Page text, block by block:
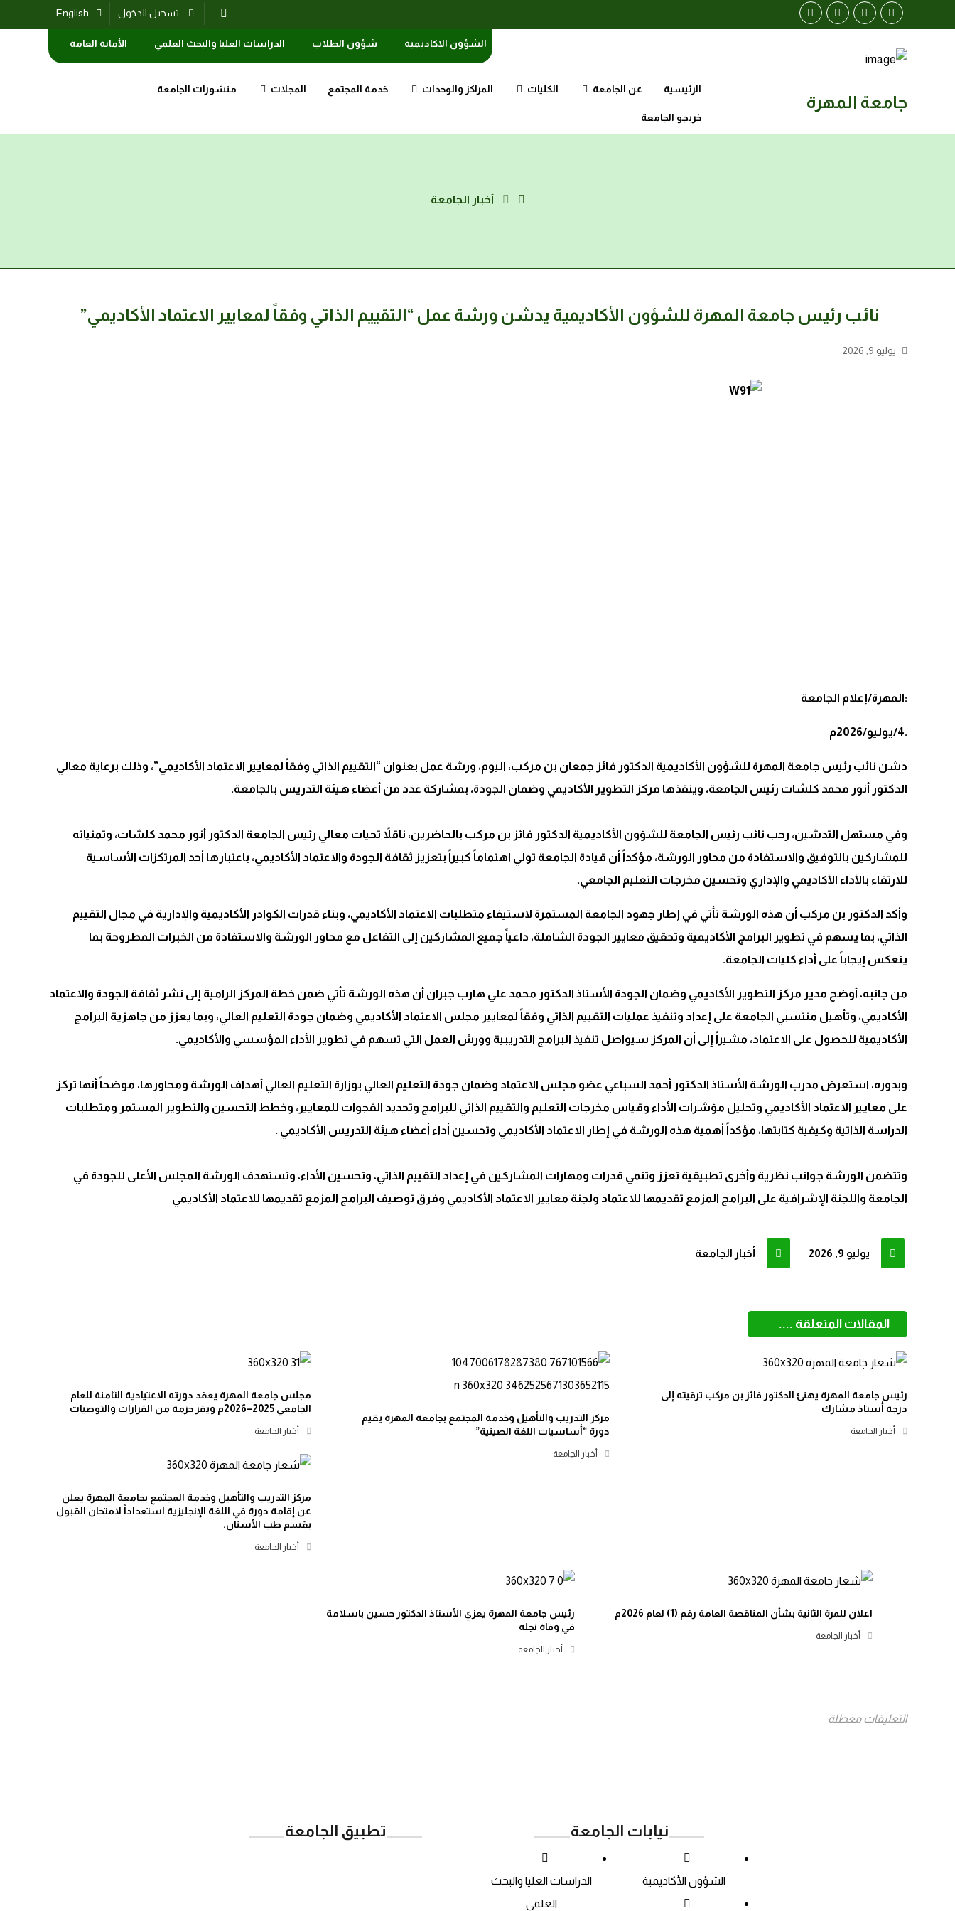
English تسجيل الدخول
الشؤون الاكاديمية شؤون الطلاب الدراسات العليا والبحث العلمي الأمانة العامة
جامعة المهرة
الرئيسية عن الجامعة الكليات المراكز والوحدات خدمة المجتمع المجلات منشورات الجامعة
خريجو الجامعة
أخبار الجامعة
نائب رئيس جامعة المهرة للشؤون الأكاديمية يدشن ورشة عمل “التقييم الذاتي وفقاً لمعايير الاعتماد الأكاديمي”
يوليو 9, 2026
:المه‍رة/إعلام الجامعة
.4/يوليو/2026م
دشن نائب رئيس جامعة المهرة للشؤون الأكاديمية الدكتور فائز جمعان بن مركب، اليوم، ورشة عمل بعنوان “التقييم الذاتي وفقاً لمعايير الاعتماد الأكاديمي”، وذلك برعاية معالي
الدكتور أنور محمد كلشات رئيس الجامعة، وينفذها مركز التطوير الأكاديمي وضمان الجودة، بمشاركة عدد من أعضاء هيئة التدريس بالجامعة.
وفي مستهل التدشين، رحب نائب رئيس الجامعة للشؤون الأكاديمية الدكتور فائز بن مركب بالحاضرين، ناقلاً تحيات معالي رئيس الجامعة الدكتور أنور محمد كلشات، وتمنياته
للمشاركين بالتوفيق والاستفادة من محاور الورشة، مؤكداً أن قيادة الجامعة تولي اهتماماً كبيراً بتعزيز ثقافة الجودة والاعتماد الأكاديمي، باعتبارها أحد المرتكزات الأساسية
للارتقاء بالأداء الأكاديمي والإداري وتحسين مخرجات التعليم الجامعي.
وأكد الدكتور بن مركب أن هذه الورشة تأتي في إطار جهود الجامعة المستمرة لاستيفاء متطلبات الاعتماد الأكاديمي، وبناء قدرات الكوادر الأكاديمية والإدارية في مجال التقييم
الذاتي، بما يسهم في تطوير البرامج الأكاديمية وتحقيق معايير الجودة الشاملة، داعياً جميع المشاركين إلى التفاعل مع محاور الورشة والاستفادة من الخبرات المطروحة بما
ينعكس إيجاباً على أداء كليات الجامعة.
من جانبه، أوضح مدير مركز التطوير الأكاديمي وضمان الجودة الأستاذ الدكتور محمد علي هارب جبران أن هذه الورشة تأتي ضمن خطة المركز الرامية إلى نشر ثقافة الجودة والاعتماد
الأكاديمي، وتأهيل منتسبي الجامعة على إعداد وتنفيذ عمليات التقييم الذاتي وفقاً لمعايير مجلس الاعتماد الأكاديمي وضمان جودة التعليم العالي، وبما يعزز من جاهزية البرامج
الأكاديمية للحصول على الاعتماد، مشيراً إلى أن المركز سيواصل تنفيذ البرامج التدريبية وورش العمل التي تسهم في تطوير الأداء المؤسسي والأكاديمي.
وبدوره، استعرض مدرب الورشة الأستاذ الدكتور أحمد السباعي عضو مجلس الاعتماد وضمان جودة التعليم العالي بوزارة التعليم العالي أهداف الورشة ومحاورها، موضحاً أنها تركز
على معايير الاعتماد الأكاديمي وتحليل مؤشرات الأداء وقياس مخرجات التعليم والتقييم الذاتي للبرامج وتحديد الفجوات للمعايير، وخطط التحسين والتطوير المستمر ومتطلبات
الدراسة الذاتية وكيفية كتابتها، مؤكداً أهمية هذه الورشة في إطار الاعتماد الأكاديمي وتحسين أداء أعضاء هيئة التدريس الأكاديمي .
وتتضمن الورشة جوانب نظرية وأخرى تطبيقية تعزز وتنمي قدرات ومهارات المشاركين في إعداد التقييم الذاتي، وتحسين الأداء، وتستهدف الورشة المجلس الأعلى للجودة في
الجامعة واللجنة الإشرافية على البرامج المزمع تقديمها للاعتماد ولجنة معايير الاعتماد الأكاديمي وفرق توصيف البرامج المزمع تقديمها للاعتماد الأكاديمي
يوليو 9, 2026 أخبار الجامعة
المقالات المتعلقة ....
رئيس جامعة المهرة يهنئ الدكتور فائز بن مركب ترقيته إلى
درجة أستاذ مشارك
أخبار الجامعة
مركز التدريب والتأهيل وخدمة المجتمع بجامعة المهرة يقيم
دورة “أساسيات اللغة الصينية”
أخبار الجامعة
مجلس جامعة المهرة يعقد دورته الاعتيادية الثامنة للعام
الجامعي 2025–2026م ويقر حزمة من القرارات والتوصيات
أخبار الجامعة
مركز التدريب والتأهيل وخدمة المجتمع بجامعة المهرة يعلن
عن إقامة دورة في اللغة الإنجليزية استعداداً لامتحان القبول
بقسم طب الأسنان.
أخبار الجامعة
اعلان للمرة الثانية بشأن المناقصة العامة رقم (1) لعام 2026م
أخبار الجامعة
رئيس جامعة المهرة يعزي الأستاذ الدكتور حسين باسلامة
في وفاة نجله
أخبار الجامعة
التعليقات معطلة
تطبيق الجامعة نيابات الجامعة
الدراسات العليا والبحث
العلمي
الشؤون الأكاديمية